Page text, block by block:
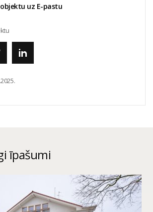
uz E-pastu
īpašumi